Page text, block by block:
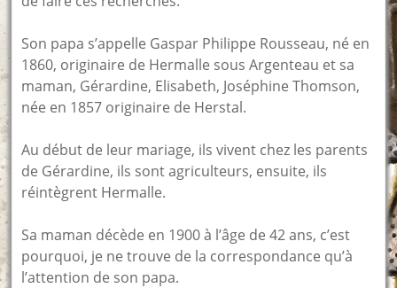
Son papa s’appelle Gaspar Philippe Rousseau, né en
1860, originaire de Hermalle sous Argenteau et sa
maman, Gérardine, Elisabeth, Joséphine Thomson,
née en 1857 originaire de Herstal.
Au début de leur mariage, ils vivent chez les parents
de Gérardine, ils sont agriculteurs, ensuite, ils
réintègrent Hermalle.
Sa maman décède en 1900 à l’âge de 42 ans, c’est
pourquoi, je ne trouve de la correspondance qu’à
l’attention de son papa.